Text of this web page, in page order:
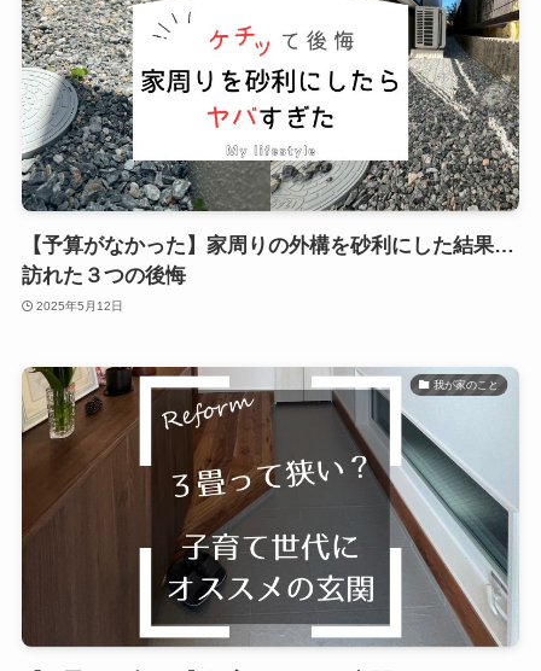
【予算がなかった】家周りの外構を砂利にした結果…
訪れた３つの後悔
2025年5月12日
我が家のこと